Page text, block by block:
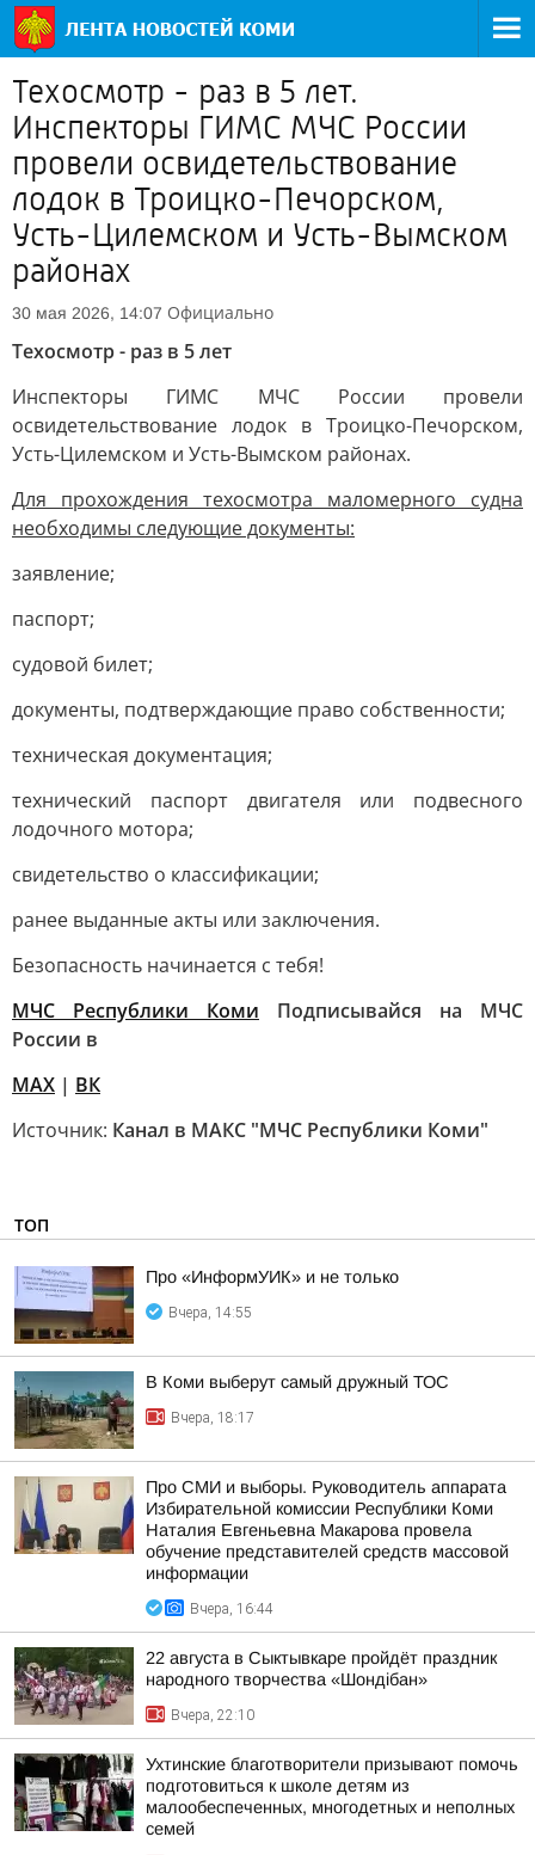
Техосмотр - раз в 5 лет.
Инспекторы ГИМС МЧС России
провели освидетельствование
лодок в Троицко-Печорском,
Усть-Цилемском и Усть-Вымском
районах
30 мая 2026, 14:07 Официально
Техосмотр - раз в 5 лет
Инспекторы ГИМС МЧС России провели
освидетельствование лодок в Троицко-Печорском,
Усть-Цилемском и Усть-Вымском районах.
Для прохождения техосмотра маломерного судна
необходимы следующие документы:
заявление;
паспорт;
судовой билет;
документы, подтверждающие право собственности;
техническая документация;
технический паспорт двигателя или подвесного
лодочного мотора;
свидетельство о классификации;
ранее выданные акты или заключения.
Безопасность начинается с тебя!
МЧС Республики Коми Подписывайся на МЧС
России в
MAX | ВК
Источник: Канал в МАКС "МЧС Республики Коми"
ТОП
Про «ИнформУИК» и не только
Вчера, 14:55
В Коми выберут самый дружный ТОС
Вчера, 18:17
Про СМИ и выборы. Руководитель аппарата
Избирательной комиссии Республики Коми
Наталия Евгеньевна Макарова провела
обучение представителей средств массовой
информации
Вчера, 16:44
22 августа в Сыктывкаре пройдёт праздник
народного творчества «Шондібан»
Вчера, 22:10
Ухтинские благотворители призывают помочь
подготовиться к школе детям из
малообеспеченных, многодетных и неполных
семей